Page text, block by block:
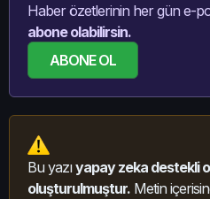
Haber özetlerinin her gün e-
abone olabilirsin.
ABONE OL
Bu yazıyapay zeka destekli
oluşturulmuştur. Metin